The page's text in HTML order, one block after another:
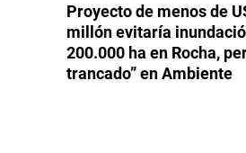
Proyecto de menos de
millón evitaría
200.000 ha en Rocha,
trancado” en Ambiente